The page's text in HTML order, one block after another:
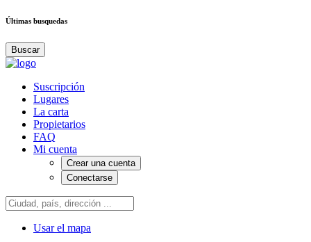
Últimas busquedas
Buscar
Suscripción
Lugares
La carta
Propietarios
FAQ
Mi cuenta
Crear una cuenta
Conectarse
Usar el mapa